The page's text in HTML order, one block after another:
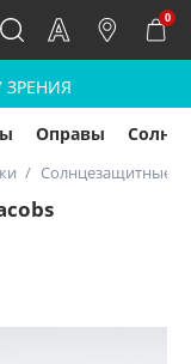
0
ЗРЕНИЯ
Оправы
Солнцезащитные